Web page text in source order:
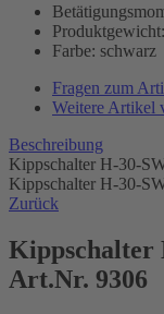
Farbe: schwarz
Fragen zum
Weitere Artikel
Beschreibung
Kippschalter H-30-
Kippschalter H-30-
Zurück
Kippschalter
Art.Nr. 9306